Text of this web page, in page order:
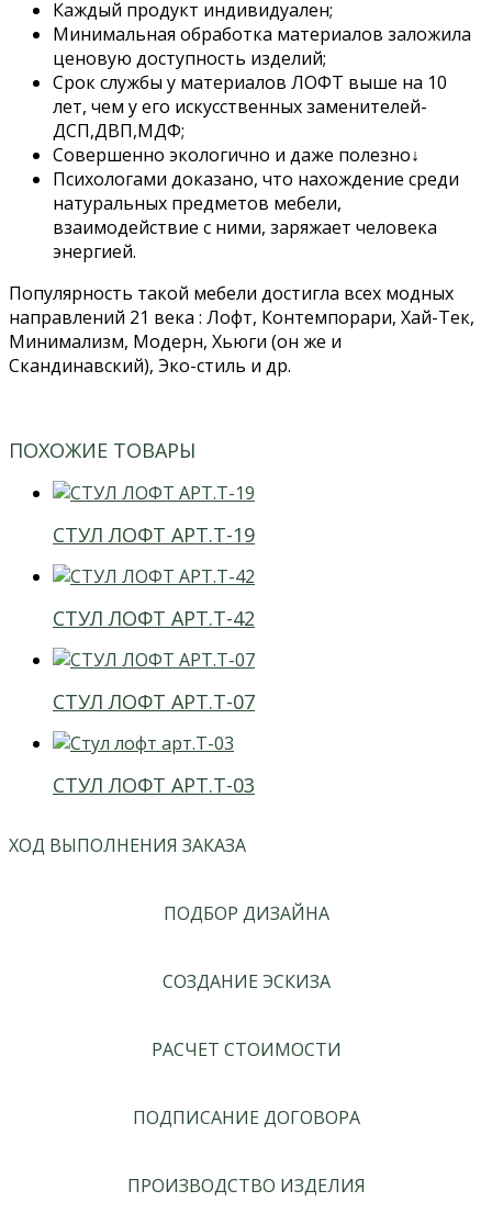
Каждый продукт индивидуален;
Минимальная обработка материалов заложила
ценовую доступность изделий;
Срок службы у материалов ЛОФТ выше на 10
лет, чем у его искусственных заменителей-
ДСП,ДВП,МДФ;
Совершенно экологично и даже полезно↓
Психологами доказано, что нахождение среди
натуральных предметов мебели,
взаимодействие с ними, заряжает человека
энергией.
Популярность такой мебели достигла всех модных
направлений 21 века : Лофт, Контемпорари, Хай-Тек,
Минимализм, Модерн, Хьюги (он же и
Скандинавский), Эко-стиль и др.
ПОХОЖИЕ ТОВАРЫ
СТУЛ ЛОФТ АРТ.Т-19
СТУЛ ЛОФТ АРТ.Т-42
СТУЛ ЛОФТ АРТ.Т-07
СТУЛ ЛОФТ АРТ.Т-03
ХОД ВЫПОЛНЕНИЯ ЗАКАЗА
ПОДБОР ДИЗАЙНА
СОЗДАНИЕ ЭСКИЗА
РАСЧЕТ СТОИМОСТИ
ПОДПИСАНИЕ ДОГОВОРА
ПРОИЗВОДСТВО ИЗДЕЛИЯ